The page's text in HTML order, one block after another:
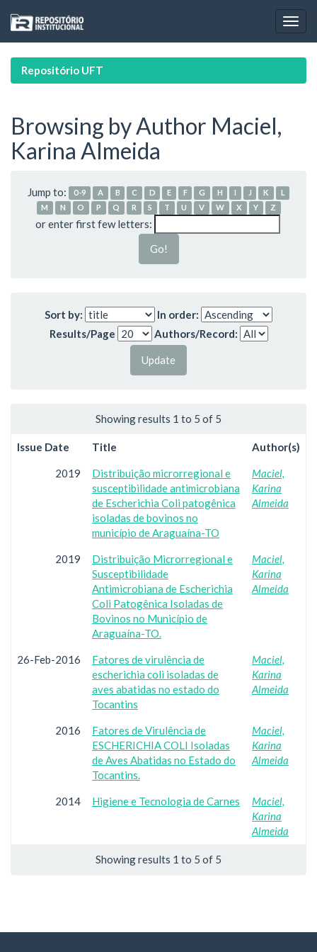
navigation
Repositório UFT
Browsing by Author Maciel,
Karina Almeida
Jump to: 0-9 A B C D E F G H I J K
L
M
N O P Q R S T U V W X Y Z
or enter first few letters:
Sort by:
In order:
Results/Page
Authors/Record:
Showing results 1 to 5 of 5
Issue Date Title Author(s)
2019
Distribuição microrregional e
susceptibilidade antimicrobiana
de Escherichia Coli patogênica
isoladas de bovinos no
município de Araguaína-TO
Maciel,
Karina
Almeida
2019
Distribuição Microrregional e
Susceptibilidade
Antimicrobiana de Escherichia
Coli Patogênica Isoladas de
Bovinos no Município de
Araguaína-TO.
Maciel,
Karina
Almeida
26-Feb-2016
Fatores de virulência de
escherichia coli isoladas de
aves abatidas no estado do
Tocantins
Maciel,
Karina
Almeida
2016
Fatores de Virulência de
ESCHERICHIA COLI Isoladas
de Aves Abatidas no Estado do
Tocantins.
Maciel,
Karina
Almeida
2014 Higiene e Tecnologia de Carnes
Maciel,
Karina
Almeida
Showing results 1 to 5 of 5